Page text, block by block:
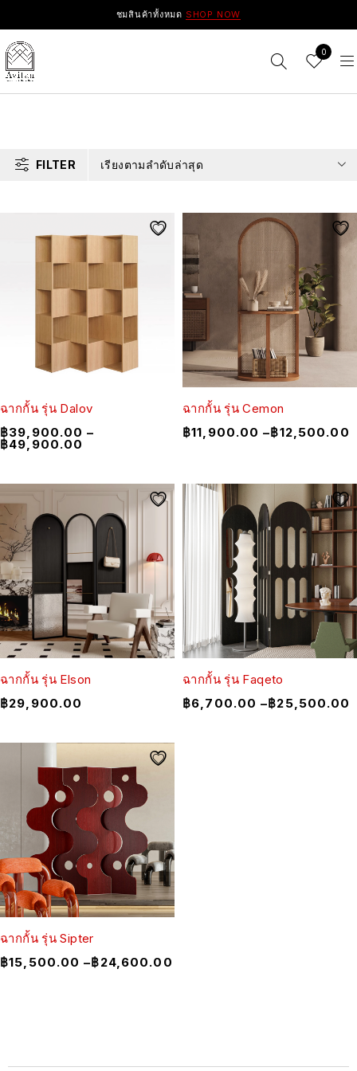
ชมสินค้าทั้งหมด SHOP NOW
0
FILTER เรียงตามลำดับล่าสุด
ฉากกั้น รุ่น Dalov
฿39,900.00 –
฿49,900.00
ฉากกั้น รุ่น Cemon
฿11,900.00 –฿12,500.00
ฉากกั้น รุ่น Elson
฿29,900.00
ฉากกั้น รุ่น Faqeto
฿6,700.00 –฿25,500.00
ฉากกั้น รุ่น Sipter
฿15,500.00 –฿24,600.00